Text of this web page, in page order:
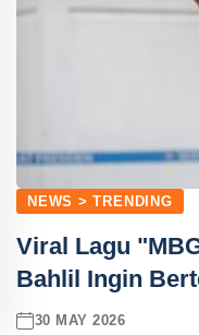
NEWS > TRENDING
Viral Lagu
Bahlil Ingin
30 MAY 2026